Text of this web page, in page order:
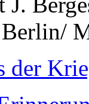
der